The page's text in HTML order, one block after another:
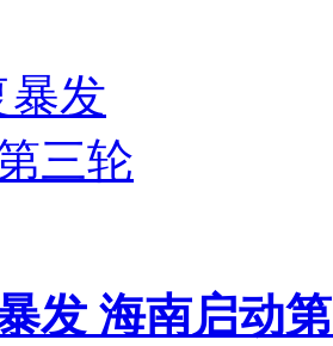
发 海南启动